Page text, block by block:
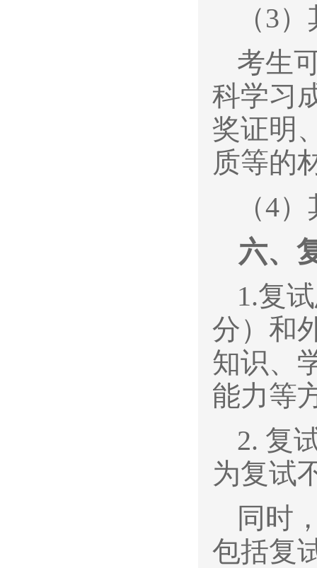
（3
考生
科学习
奖证明
质等的
（4
六、
1.复
分）和
知识、
能力等
2. 复
为复试
同时
包括复